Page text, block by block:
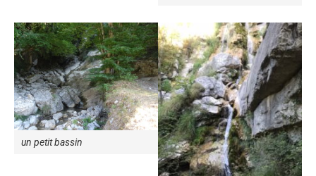
un petit bassin